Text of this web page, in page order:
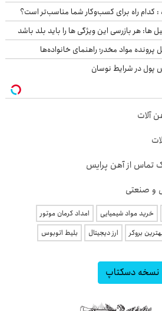
: کدام راه برای کسب‌وکار شما مناسب‌تر است؟
ها: هر بازرسی این ویژگی ها را باید بلد باشد
پول در شرایط نوسان
آلات
تماس از آهن پرایس
و صنعتی
خرید مواد شیمیایی
امداد کرمان موتور
بروکر ارز دیجیتال بلیط اتوبوس
نسخه دسکتاپ